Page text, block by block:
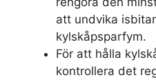
att undvika
kylskåpsparfym.
För att hålla
kontrollera det